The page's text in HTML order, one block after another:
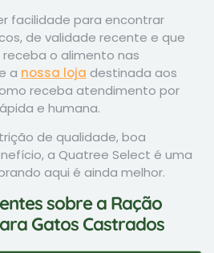
facilidade para encontrar
de validade recente e que
o alimento nas
a nossa loja destinada aos
receba atendimento por
e humana.
de qualidade, boa
a Quatree Select é uma
aqui é ainda melhor.
sobre a Ração
Gatos Castrados